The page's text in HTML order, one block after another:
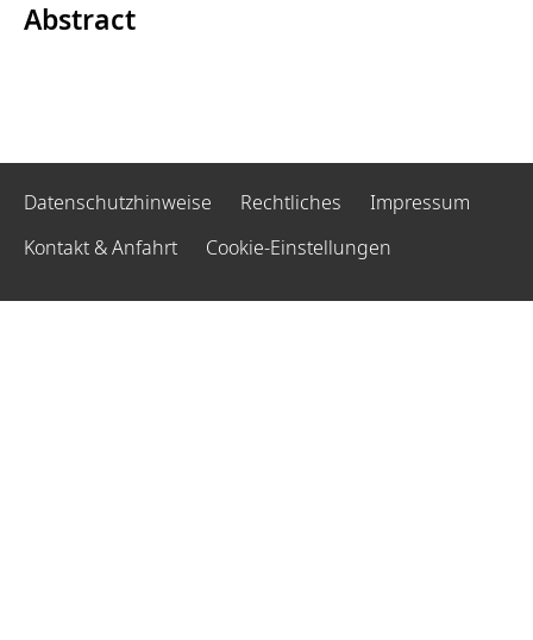
Abstract
Datenschutzhinweise Rechtliches
Impressum
Kontakt & Anfahrt
Cookie-Einstellungen